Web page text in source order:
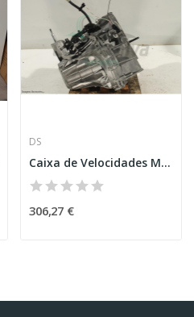
DS
Caixa de Velocidades Manual – DS4 CROSSBACK (NX_)
306,27 €